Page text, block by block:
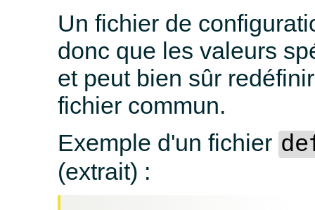
Un fichier de
donc que les valeurs
et peut bien sûr
fichier commun.
Exemple d'un fichier
(extrait) :